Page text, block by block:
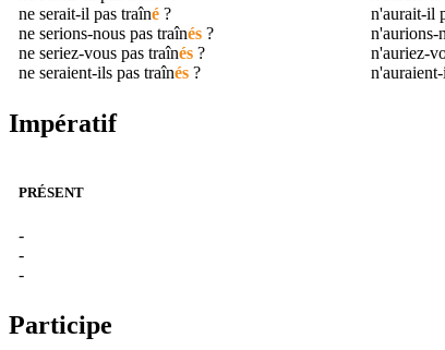
ne serait-il pas traîné ?
ne serions-nous pas traînés ?
ne seriez-vous pas traînés ?
ne seraient-ils pas traînés ?
n'aurait-il
n'aurions-
n'auriez-
Impératif
PRÉSENT
-
-
-
Participe